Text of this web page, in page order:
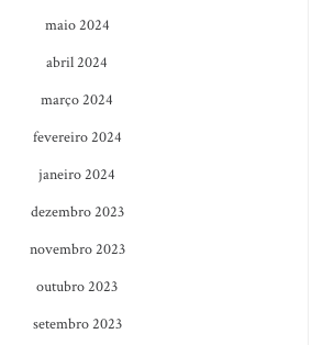
maio 2024
abril 2024
março 2024
fevereiro 2024
janeiro 2024
dezembro 2023
novembro 2023
outubro 2023
setembro 2023